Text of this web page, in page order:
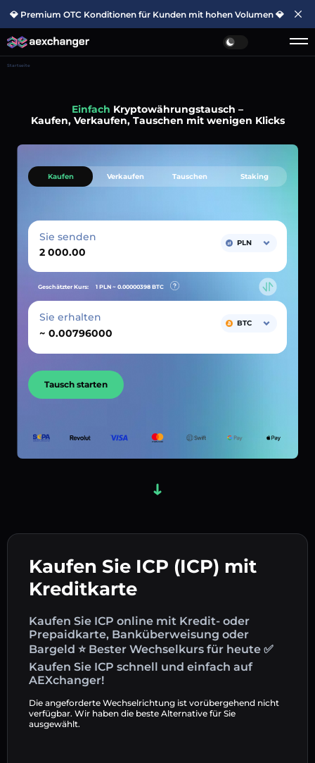
💎 Premium OTC Konditionen für Kunden mit hohen Volumen 💎
Startseite
Einfach Kryptowährungstausch –
Kaufen, Verkaufen, Tauschen mit wenigen Klicks
Kaufen Sie ICP (ICP) mit
Kreditkarte
Kaufen Sie ICP online mit Kredit- oder
Prepaidkarte, Banküberweisung oder
Bargeld ⭐ Bester Wechselkurs für heute ✅
Kaufen Sie ICP schnell und einfach auf
AEXchanger!
Die angeforderte Wechselrichtung ist vorübergehend nicht
verfügbar. Wir haben die beste Alternative für Sie
ausgewählt.
Kaufen Verkaufen Tauschen Staking
Sie senden PLN
Geschätzter Kurs: 1 PLN ~ 0.00000398 BTC
Sie erhalten
~
BTC
Tausch starten